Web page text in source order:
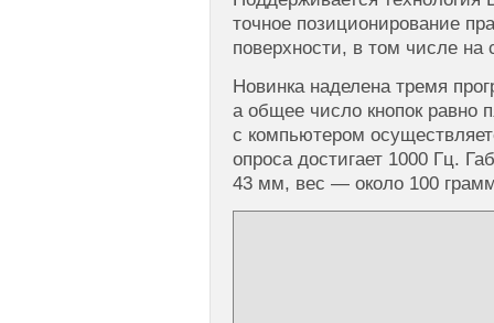
точное позиционирование
поверхности, в том числе на
Новинка наделена тремя
а общее число кнопок равно
с компьютером
опроса достигает 1000 Гц.
43 мм, вес — около 100